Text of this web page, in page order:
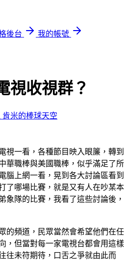
後台
我的帳號
視收視群？
肯米的棒球天空
視一看，各種節目映入眼簾，轉到
華職棒與美國職棒，似乎滿足了所
腦上網一看，晃到各大討論區看到
了哪場比賽，就是又有人在吵某本
象隊的比賽，我看了這些討論後，
的頻道，民眾當然會希望他們在任
，但當對每一家電視台都會用這樣
往未符期待，口舌之爭就由此而